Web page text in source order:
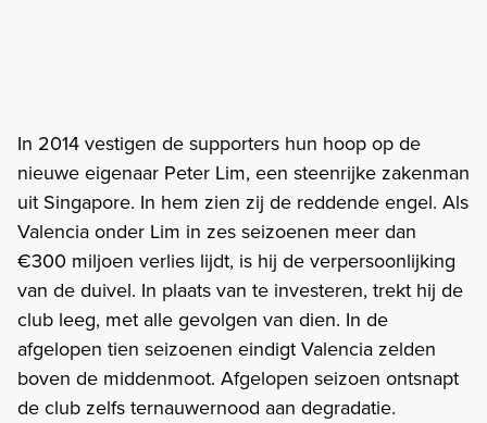
In 2014 vestigen de supporters hun hoop op de
nieuwe eigenaar Peter Lim, een steenrijke zakenman
uit Singapore. In hem zien zij de reddende engel. Als
Valencia onder Lim in zes seizoenen meer dan
€300 miljoen verlies lijdt, is hij de verpersoonlijking
van de duivel. In plaats van te investeren, trekt hij de
club leeg, met alle gevolgen van dien. In de
afgelopen tien seizoenen eindigt Valencia zelden
boven de middenmoot. Afgelopen seizoen ontsnapt
de club zelfs ternauwernood aan degradatie.